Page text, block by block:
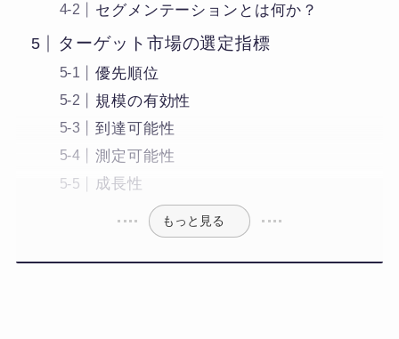
セグメンテーションとは何か？
ターゲット市場の選定指標
優先順位
規模の有効性
到達可能性
測定可能性
成長性
もっと見る